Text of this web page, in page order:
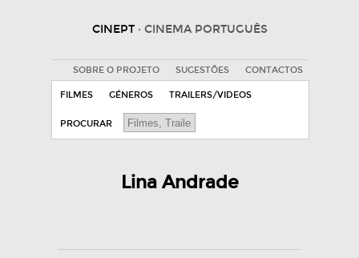
CINEPT · CINEMA PORTUGUÊS
SOBRE O PROJETO SUGESTÕES CONTACTOS
FILMES GÉNEROS TRAILERS/VIDEOS
PROCURAR
Lina Andrade